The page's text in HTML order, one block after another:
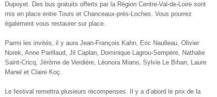
Dupoyet. Des bus gratuits offerts par la Région Centre-Val-de-Loire sont
mis en place entre Tours et Chanceaux-près-Loches. Vous pourrez
également vous restaurer sur place.
Parmi les invités, il y aura Jean-François Kahn, Eric Naulleau, Olivier
Norek, Anne Parillaud, Jil Caplan, Dominique Lagrou-Sempère, Nathalie
Saint-Cricq, Jérôme de Verdière, Léonora Miano, Sylvie Le Bihan, Laure
Manel et Claire Koç.
Le festival remettra plusieurs récompenses. Il y a d’abord le prix de la